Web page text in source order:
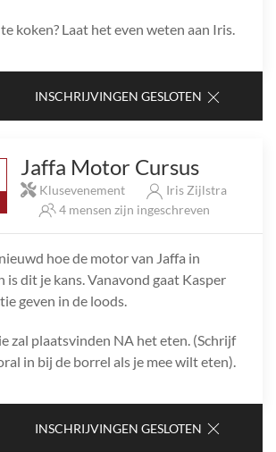
koken? Laat het even weten aan Iris.
INSCHRIJVINGEN GESLOTEN
Jaffa Motor Cursus
Klusevenement
Iris Zijlstra
4 mensen zijn ingeschreven
hoe de motor van Jaffa in
is dit je kans. Vanavond gaat Kasper
geven in de loods.
zal plaatsvinden NA het eten. (Schrijf
in bij de borrel als je mee wilt eten).
INSCHRIJVINGEN GESLOTEN